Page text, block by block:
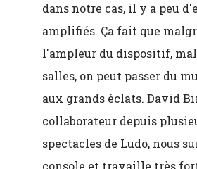
dans notre cas, il y a peu
amplifiés. Ça fait que
l'ampleur du dispositif,
salles, on peut passer du
aux grands éclats. David
collaborateur depuis
spectacles de Ludo, nous
console et travaille très